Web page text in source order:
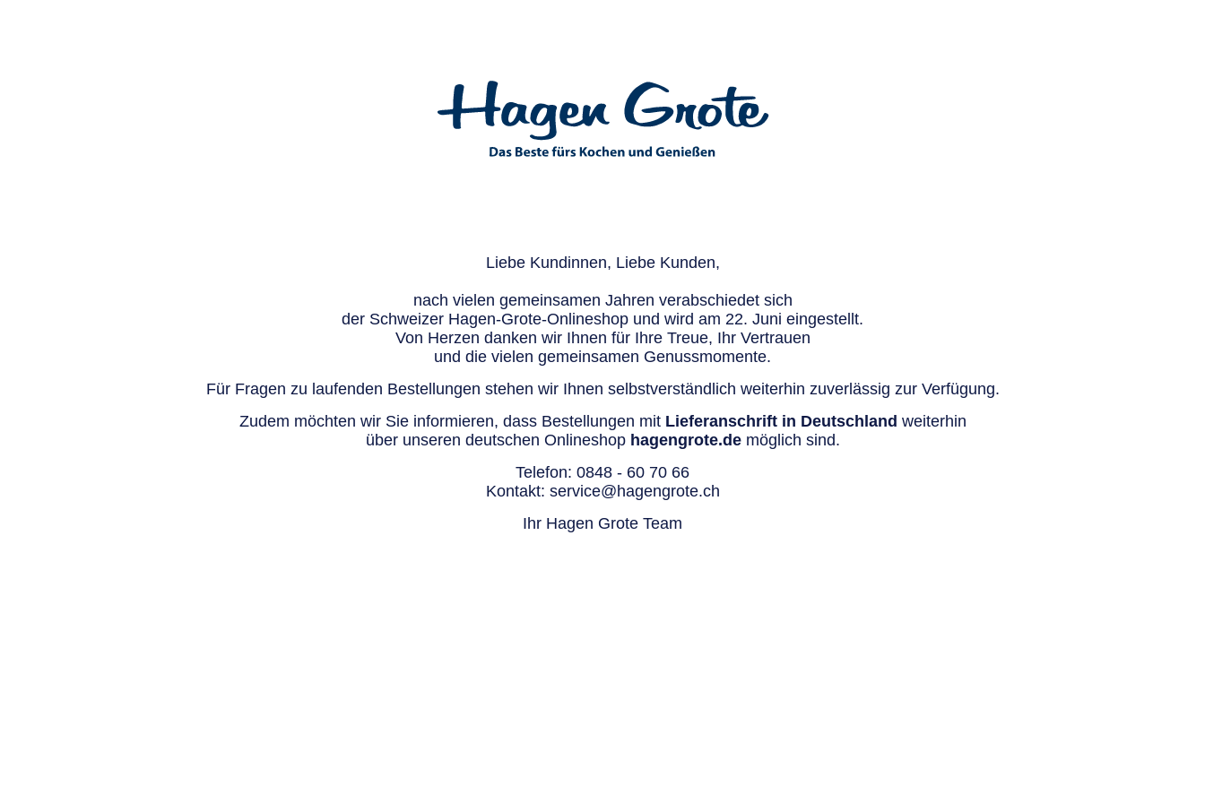
Liebe Kundinnen, Liebe Kunden,
nach vielen gemeinsamen Jahren verabschiedet sich
der Schweizer Hagen-Grote-Onlineshop und wird am 22. Juni eingestellt.
Von Herzen danken wir Ihnen für Ihre Treue, Ihr Vertrauen
und die vielen gemeinsamen Genussmomente.
Für Fragen zu laufenden Bestellungen stehen wir Ihnen selbstverständlich weiterhin zuverlässig zur Verfügung.
Zudem möchten wir Sie informieren, dass Bestellungen mit Lieferanschrift in Deutschland weiterhin
über unseren deutschen Onlineshop hagengrote.demöglich sind.
Telefon: 0848 - 60 70 66
Kontakt: service@hagengrote.ch
Ihr Hagen Grote Team